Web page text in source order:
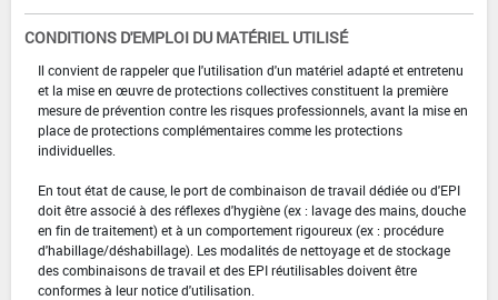
CONDITIONS D'EMPLOI DU MATÉRIEL UTILISÉ
Il convient de rappeler que l'utilisation d'un matériel adapté et entretenu
et la mise en œuvre de protections collectives constituent la première
mesure de prévention contre les risques professionnels, avant la mise en
place de protections complémentaires comme les protections
individuelles.
En tout état de cause, le port de combinaison de travail dédiée ou d'EPI
doit être associé à des réflexes d'hygiène (ex : lavage des mains, douche
en fin de traitement) et à un comportement rigoureux (ex : procédure
d'habillage/déshabillage). Les modalités de nettoyage et de stockage
des combinaisons de travail et des EPI réutilisables doivent être
conformes à leur notice d'utilisation.